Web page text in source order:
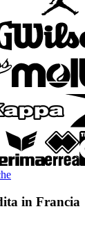
in Francia